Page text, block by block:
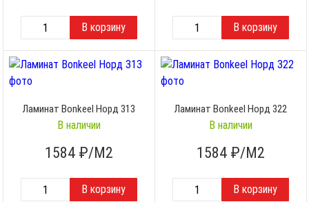
Ламинат Bonkeel Норд 313
В наличии
1584 ₽/М2
Ламинат Bonkeel Норд 322
В наличии
1584 ₽/М2